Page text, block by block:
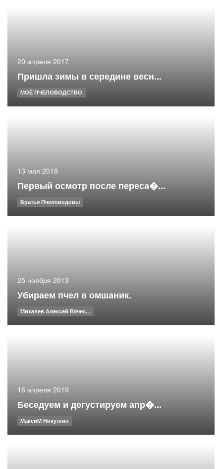
20 апреля 2017
Пришла зимы в середине весн...
МОЁ ПЧЕЛОВОДСТВО
13 мая 2018
Первый осмотр после переса�...
Братья Пчеловодовы
25 ноября 2013
Убираем пчел в омшаник.
Михалев Алексей Вячес...
16 апреля 2019
Беседуем и дегустируем апр�...
МаксиМ Никуткин